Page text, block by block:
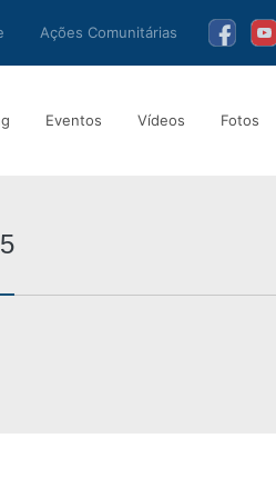
Ações Comunitárias
Eventos Vídeos Fotos